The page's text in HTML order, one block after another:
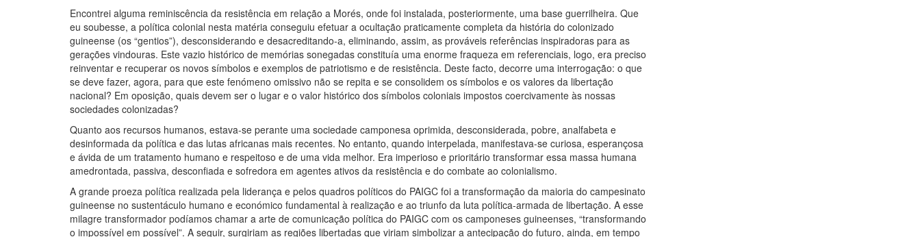
Encontrei alguma reminiscência da resistência em relação a Morés, onde foi instalada, posteriormente, uma base guerrilheira. Que
eu soubesse, a política colonial nesta matéria conseguiu efetuar a ocultação praticamente completa da história do colonizado
guineense (os “gentios”), desconsiderando e desacreditando-a, eliminando, assim, as prováveis referências inspiradoras para as
gerações vindouras. Este vazio histórico de memórias sonegadas constituía uma enorme fraqueza em referenciais, logo, era preciso
reinventar e recuperar os novos símbolos e exemplos de patriotismo e de resistência. Deste facto, decorre uma interrogação: o que
se deve fazer, agora, para que este fenómeno omissivo não se repita e se consolidem os símbolos e os valores da libertação
nacional? Em oposição, quais devem ser o lugar e o valor histórico dos símbolos coloniais impostos coercivamente às nossas
sociedades colonizadas?
Quanto aos recursos humanos, estava-se perante uma sociedade camponesa oprimida, desconsiderada, pobre, analfabeta e
desinformada da política e das lutas africanas mais recentes. No entanto, quando interpelada, manifestava-se curiosa, esperançosa
e ávida de um tratamento humano e respeitoso e de uma vida melhor. Era imperioso e prioritário transformar essa massa humana
amedrontada, passiva, desconfiada e sofredora em agentes ativos da resistência e do combate ao colonialismo.
A grande proeza política realizada pela liderança e pelos quadros políticos do PAIGC foi a transformação da maioria do campesinato
guineense no sustentáculo humano e económico fundamental à realização e ao triunfo da luta política-armada de libertação. A esse
milagre transformador podíamos chamar a arte de comunicação política do PAIGC com os camponeses guineenses, “transformando
o impossível em possível”. A seguir, surgiriam as regiões libertadas que viriam simbolizar a antecipação do futuro, ainda, em tempo